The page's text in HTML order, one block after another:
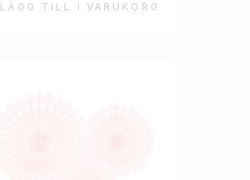
LÄGG TILL I VARUKORG